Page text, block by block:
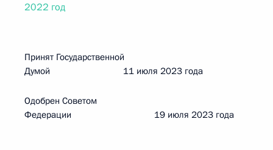
2022 год
Принят Государственной
Думой 11 июля 2023 года
Одобрен Советом
Федерации 19 июля 2023 года